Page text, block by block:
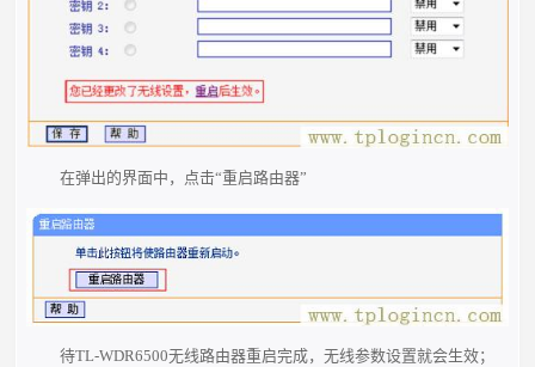
在弹出的界面中，点击“重启路由器”
待TL-WDR6500无线路由器重启完成，无线参数设置就会生效；